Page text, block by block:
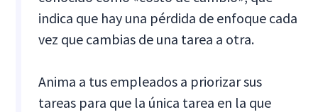
indica que hay una pérdida de enfoque cada
vez que cambias de una tarea a otra.
Anima a tus empleados a priorizar sus
tareas para que la única tarea en la que